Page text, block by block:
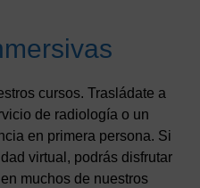
cursos. Trasládate a
de radiología o un
en primera persona. Si
virtual, podrás disfrutar
muchos de nuestros